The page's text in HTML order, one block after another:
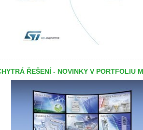
ŘEŠENÍ - NOVINKY V PORTFOLIU